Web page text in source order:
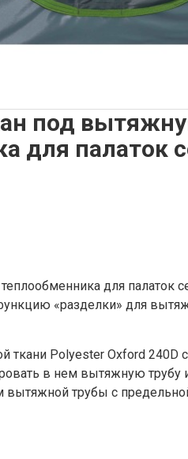
под
для палаток
для
«разделки» для
ткани Polyester Oxford
в нем вытяжную
вытяжной трубы с